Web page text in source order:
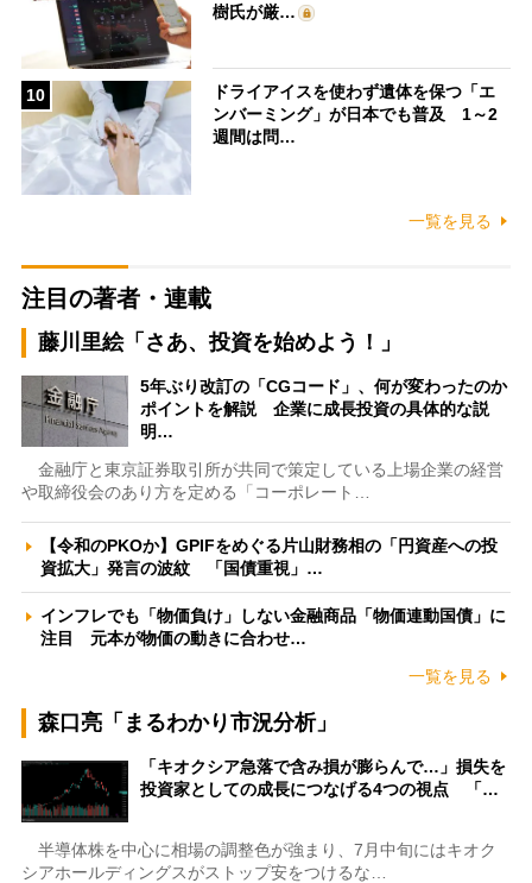
樹氏が厳…
10
ドライアイスを使わず遺体を保つ「エ
ンバーミング」が日本でも普及 1～2
週間は問…
一覧を見る
注目の著者・連載
藤川里絵「さあ、投資を始めよう！」
5年ぶり改訂の「CGコード」、何が変わったのか
ポイントを解説 企業に成長投資の具体的な説
明…
金融庁と東京証券取引所が共同で策定している上場企業の経営
や取締役会のあり方を定める「コーポレート…
【令和のPKOか】GPIFをめぐる片山財務相の「円資産への投
資拡大」発言の波紋 「国債重視」…
インフレでも「物価負け」しない金融商品「物価連動国債」に
注目 元本が物価の動きに合わせ…
一覧を見る
森口亮「まるわかり市況分析」
「キオクシア急落で含み損が膨らんで…」損失を
投資家としての成長につなげる4つの視点 「…
半導体株を中心に相場の調整色が強まり、7月中旬にはキオク
シアホールディングスがストップ安をつけるな…